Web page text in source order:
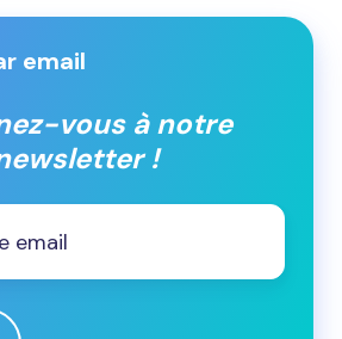
email
vous à notre
!